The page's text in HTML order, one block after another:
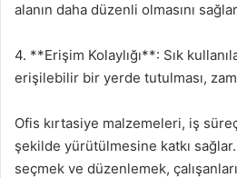
alanın daha düzenli olmasını
4. **Erişim Kolaylığı**: Sık
erişilebilir bir yerde tutulması,
Ofis kırtasiye malzemeleri, iş
şekilde yürütülmesine katkı
seçmek ve düzenlemek,